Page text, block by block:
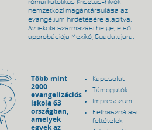
római katolikus Krisztus-hívők
nemzetközi magántársulása az
evangélium hirdetésére alapítva.
Az iskola származási helye, első
approbációja Mexikó, Guadalajara.
Több mint
2000
evangelizációs
iskola 63
országban,
amelyek
egyek az
Kapcsolat
Támogatók
Impresszum
Felhasználási
feltételek